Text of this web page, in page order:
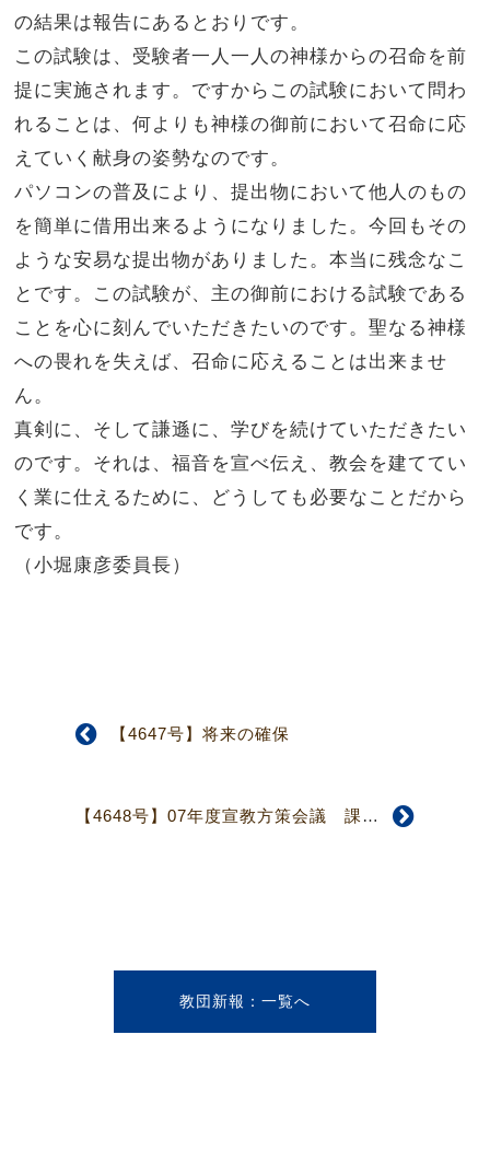
の結果は報告にあるとおりです。
この試験は、受験者一人一人の神様からの召命を前
提に実施されます。ですからこの試験において問わ
れることは、何よりも神様の御前において召命に応
えていく献身の姿勢なのです。
パソコンの普及により、提出物において他人のもの
を簡単に借用出来るようになりました。今回もその
ような安易な提出物がありました。本当に残念なこ
とです。この試験が、主の御前における試験である
ことを心に刻んでいただきたいのです。聖なる神様
への畏れを失えば、召命に応えることは出来ませ
ん。
真剣に、そして謙遜に、学びを続けていただきたい
のです。それは、福音を宣べ伝え、教会を建ててい
く業に仕えるために、どうしても必要なことだから
です。
（小堀康彦委員長）
【4647号】将来の確保
【4648号】07年度宣教方策会議 課題が深く掘り下げられ、幻が高く掲げられ
教団新報